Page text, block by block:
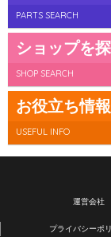
PARTS SEARCH
ショップを
SHOP SEARCH
お役立ち情報
USEFUL INFO
運営会社
プライバシーポ